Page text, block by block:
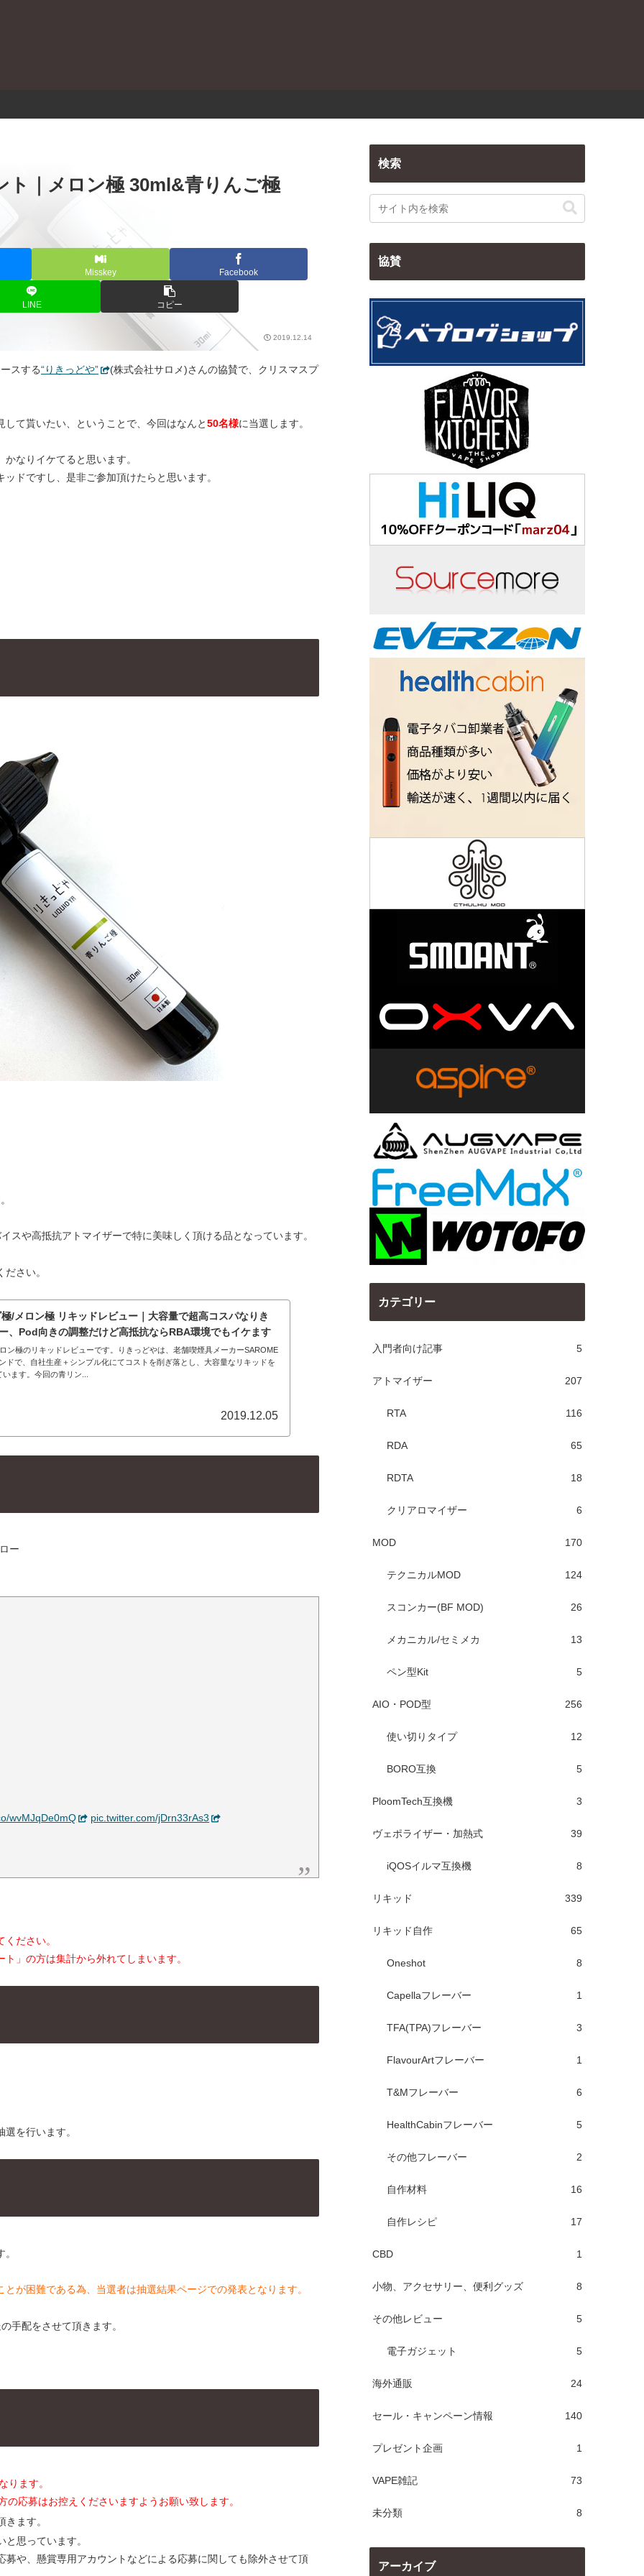
｜メロン極 30ml&青りんご極
Misskey Facebook
LINE コピー
2019.12.14
スする“りきっどや” (株式会社サロメ)さんの協賛で、クリスマスプ
て貰いたい、ということで、今回はなんと50名様に当選します。
なりイケてると思います。
ドですし、是非ご参加頂けたらと思います。
スや高抵抗アトマイザーで特に美味しく頂ける品となっています。
さい。
/メロン極 リキッドレビュー｜大容量で超高コスパなりき
、Pod向きの調整だけど高抵抗ならRBA環境でもイケます
ン極のリキッドレビューです。りきっどやは、老舗喫煙具メーカーSAROME
ドで、自社生産＋シンプル化にてコストを削ぎ落とし、大容量なリキッドを
ます。今回の青リン...
2019.12.05
ー
wvMJqDe0mQ pic.twitter.com/jDrn33rAs3
ださい。
」の方は集計から外れてしまいます。
を行います。
が困難である為、当選者は抽選結果ページでの発表となります。
手配をさせて頂きます。
ります。
応募はお控えくださいますようお願い致します。
ます。
思っています。
や、懸賞専用アカウントなどによる応募に関しても除外させて頂
検索
協賛
カテゴリー
入門者向け記事 5
アトマイザー 207
RTA 116
RDA 65
RDTA 18
クリアロマイザー 6
MOD 170
テクニカルMOD 124
スコンカー(BF MOD) 26
メカニカル/セミメカ 13
ペン型Kit 5
AIO・POD型 256
使い切りタイプ 12
BORO互換 5
PloomTech互換機 3
ヴェポライザー・加熱式 39
iQOSイルマ互換機 8
リキッド 339
リキッド自作 65
Oneshot 8
Capellaフレーバー 1
TFA(TPA)フレーバー 3
FlavourArtフレーバー 1
T&Mフレーバー 6
HealthCabinフレーバー 5
その他フレーバー 2
自作材料 16
自作レシピ 17
CBD 1
小物、アクセサリー、便利グッズ 8
その他レビュー 5
電子ガジェット 5
海外通販 24
セール・キャンペーン情報 140
プレゼント企画 1
VAPE雑記 73
未分類 8
アーカイブ